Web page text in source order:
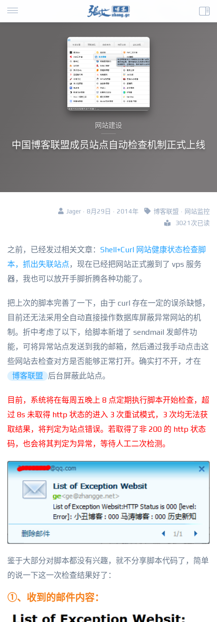
网站建设
中国博客联盟成员站点自动检查机制正式上线
Jager · 8月29日 · 2014年 博客联盟 · 网站监控
3021次已读
之前，已经发过相关文章： Shell+Curl 网站健康状态检查脚
本，抓出失联站点 ，现在已经把网站正式搬到了 vps 服务
器，我也可以放开手脚折腾各种功能了。
把上次的脚本完善了一下，由于 curl 存在一定的误杀缺憾，
目前还无法采用全自动直接操作数据库屏蔽异常网站的机
制。折中考虑了以下，给脚本新增了 sendmail 发邮件功
能，可将异常站点发送到我的邮箱，然后通过我手动点击这
些网站去检查对方是否能够正常打开。确实打不开，才在
博客联盟
后台屏蔽此站点。
目前，系统将在每周五晚上 8 点定期执行脚本开始检查，超
过 8s 未取得 http 状态的进入 3 次重试模式，3 次均无法获
取结果，将判定为站点错误。若取得了非 200 的 http 状态
码，也会将其判定为异常，等待人工二次检测。
鉴于大部分对脚本都没有兴趣，就不分享脚本代码了，简单
的说一下这一次检查结果好了：
①、收到的邮件内容：